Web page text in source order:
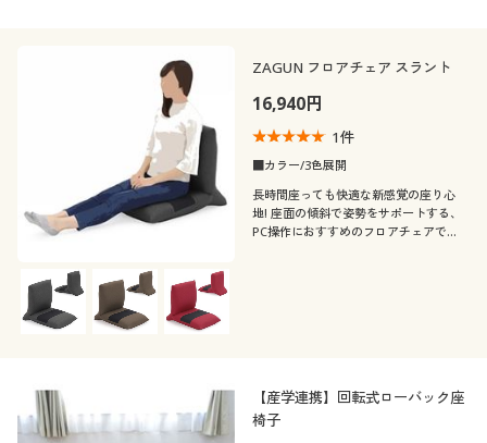
ZAGUN フロアチェア スラント
16,940円
1件
■カラー/3色展開
長時間座っても快適な新感覚の座り心
地! 座面の傾斜で姿勢をサポートする、
PC操作におすすめのフロアチェアで
【産学連携】回転式ローバック座
椅子